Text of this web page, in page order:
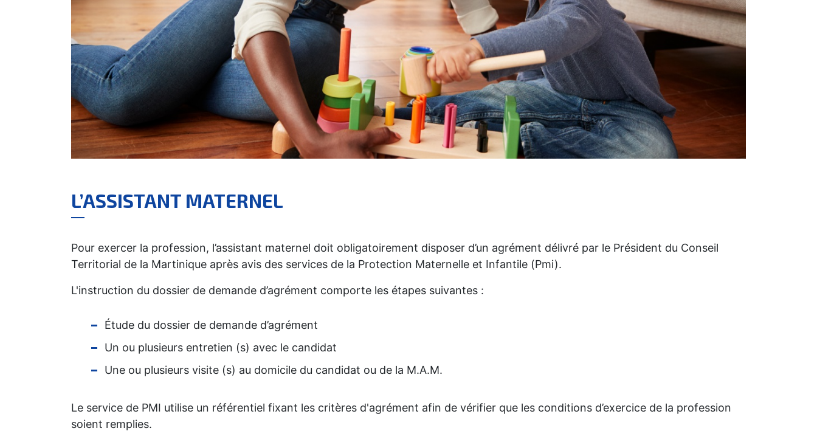
L’ASSISTANT MATERNEL
Pour exercer la profession, l’assistant maternel doit obligatoirement disposer d’un agrément délivré par le Président du Conseil
Territorial de la Martinique après avis des services de la Protection Maternelle et Infantile (Pmi).
L'instruction du dossier de demande d’agrément comporte les étapes suivantes :
Étude du dossier de demande d’agrément
Un ou plusieurs entretien (s) avec le candidat
Une ou plusieurs visite (s) au domicile du candidat ou de la M.A.M.
Le service de PMI utilise un référentiel fixant les critères d'agrément afin de vérifier que les conditions d’exercice de la profession
soient remplies.